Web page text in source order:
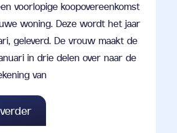
voorlopige koopovereenkomst
woning. Deze wordt het jaar
geleverd. De vrouw maakt de
in drie delen over naar de
van